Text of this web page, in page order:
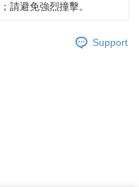
請避免強烈撞擊。
Support